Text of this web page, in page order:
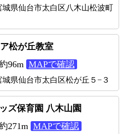
城県仙台市太白区八木山松波町
松が丘教室
96m MAPで確認
城県仙台市太白区松が丘５−３
ズ保育園 八木山園
271m MAPで確認